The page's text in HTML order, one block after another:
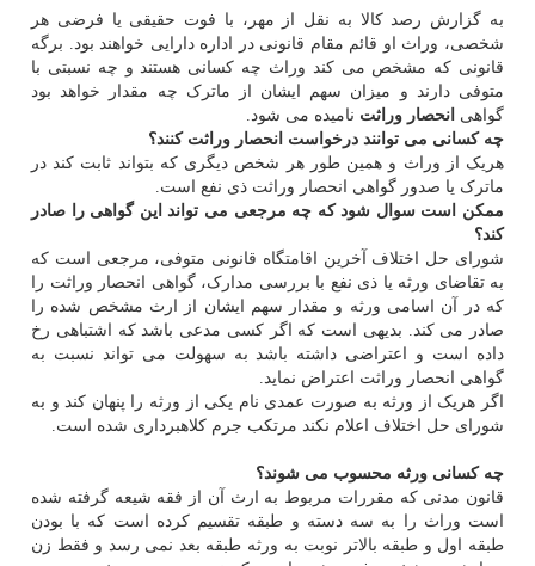
به گزارش رصد کالا به نقل از مهر، با فوت حقیقی یا فرضی هر
شخصی، وراث او قائم مقام قانونی در اداره دارایی خواهند بود. برگه
قانونی که مشخص می کند وراث چه کسانی هستند و چه نسبتی با
متوفی دارند و میزان سهم ایشان از ماترک چه مقدار خواهد بود
گواهی انحصار وراثت نامیده می شود.
چه کسانی می توانند درخواست انحصار وراثت کنند؟
هریک از وراث و همین طور هر شخص دیگری که بتواند ثابت کند در
ماترک یا صدور گواهی انحصار وراثت ذی نفع است.
ممکن است سوال شود که چه مرجعی می تواند این گواهی را صادر
کند؟
شورای حل اختلاف آخرین اقامتگاه قانونی متوفی، مرجعی است که
به تقاضای ورثه یا ذی نفع با بررسی مدارک، گواهی انحصار وراثت را
که در آن اسامی ورثه و مقدار سهم ایشان از ارث مشخص شده را
صادر می کند. بدیهی است که اگر کسی مدعی باشد که اشتباهی رخ
داده است و اعتراضی داشته باشد به سهولت می تواند نسبت به
گواهی انحصار وراثت اعتراض نماید.
اگر هریک از ورثه به صورت عمدی نام یکی از ورثه را پنهان کند و به
شورای حل اختلاف اعلام نکند مرتکب جرم کلاهبرداری شده است.
چه کسانی ورثه محسوب می شوند؟
قانون مدنی که مقررات مربوط به ارث آن از فقه شیعه گرفته شده
است وراث را به سه دسته و طبقه تقسیم کرده است که با بودن
طبقه اول و طبقه بالاتر نوبت به ورثه طبقه بعد نمی رسد و فقط زن